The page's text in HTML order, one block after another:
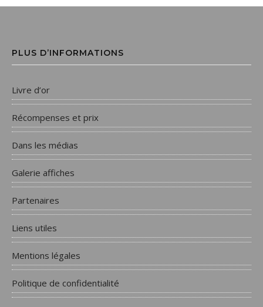
PLUS D’INFORMATIONS
Livre d’or
Récompenses et prix
Dans les médias
Galerie affiches
Partenaires
Liens utiles
Mentions légales
Politique de confidentialité